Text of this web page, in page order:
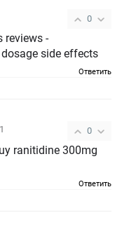
0
reviews -
cialis dosage side effects
Ответить
0
ranitidine 300mg
Ответить